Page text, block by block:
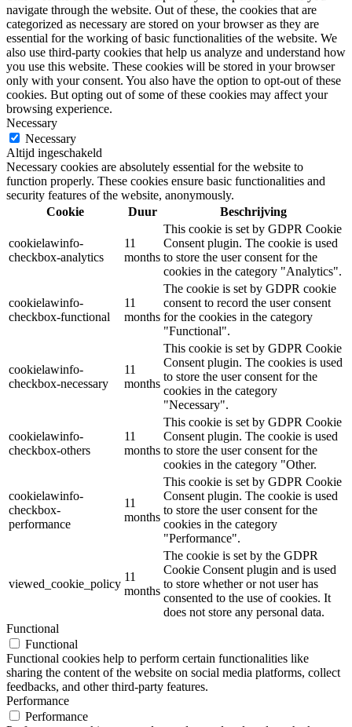
navigate through the website. Out of these, the cookies that are
categorized as necessary are stored on your browser as they are
essential for the working of basic functionalities of the website. We
also use third-party cookies that help us analyze and understand how
you use this website. These cookies will be stored in your browser
only with your consent. You also have the option to opt-out of these
cookies. But opting out of some of these cookies may affect your
browsing experience.
Necessary
Necessary
Altijd ingeschakeld
Necessary cookies are absolutely essential for the website to
function properly. These cookies ensure basic functionalities and
security features of the website, anonymously.
Cookie
Duur Beschrijving
cookielawinfo-
checkbox-analytics
11
months
This cookie is set by GDPR Cookie
Consent plugin. The cookie is used
to store the user consent for the
cookies in the category "Analytics".
cookielawinfo-
checkbox-functional
11
months
The cookie is set by GDPR cookie
consent to record the user consent
for the cookies in the category
"Functional".
cookielawinfo-
checkbox-necessary
11
months
This cookie is set by GDPR Cookie
Consent plugin. The cookies is used
to store the user consent for the
cookies in the category
"Necessary".
cookielawinfo-
checkbox-others
11
months
This cookie is set by GDPR Cookie
Consent plugin. The cookie is used
to store the user consent for the
cookies in the category "Other.
cookielawinfo-
checkbox-
performance
11
months
This cookie is set by GDPR Cookie
Consent plugin. The cookie is used
to store the user consent for the
cookies in the category
"Performance".
viewed_cookie_policy
11
months
The cookie is set by the GDPR
Cookie Consent plugin and is used
to store whether or not user has
consented to the use of cookies. It
does not store any personal data.
Functional
Functional
Functional cookies help to perform certain functionalities like
sharing the content of the website on social media platforms, collect
feedbacks, and other third-party features.
Performance
Performance